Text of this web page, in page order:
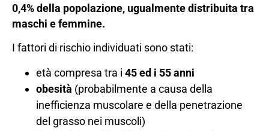
0,4% della popolazione, ugualmente distribuita tra
maschi e femmine.
I fattori di rischio individuati sono stati:
età compresa tra i 45 ed i 55 anni
obesità (probabilmente a causa della
inefficienza muscolare e della penetrazione
del grasso nei muscoli)